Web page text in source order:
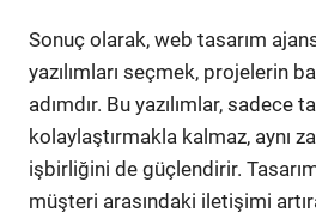
Sonuç olarak, web tasarım
yazılımları seçmek, projelerin
adımdır. Bu yazılımlar, sadece
kolaylaştırmakla kalmaz, aynı
işbirliğini de güçlendirir.
müşteri arasındaki iletişimi